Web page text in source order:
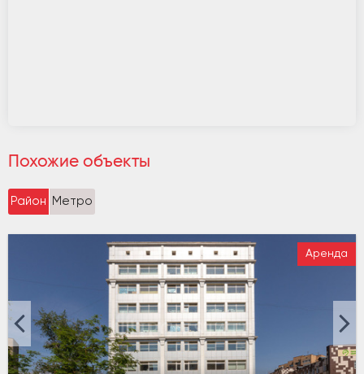
Похожие объекты
Район Метро
Аренда